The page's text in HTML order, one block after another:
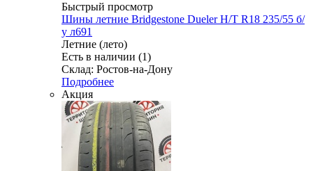
Быстрый просмотр
Шины летние Bridgestone Dueler H/T R18 235/55 б/
у л691
Летние (лето)
Есть в наличии (1)
Склад: Ростов-на-Дону
Подробнее
Акция